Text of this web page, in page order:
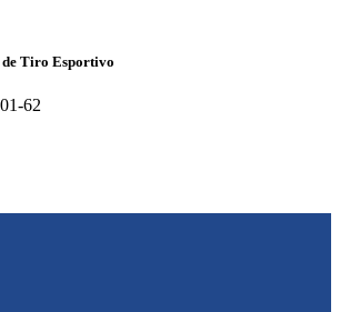
de Tiro Esportivo
62